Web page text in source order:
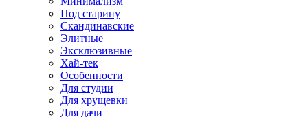
Под старину
Скандинавские
Элитные
Эксклюзивные
Хай-тек
Особенности
Для студии
Для хрущевки
Для дачи